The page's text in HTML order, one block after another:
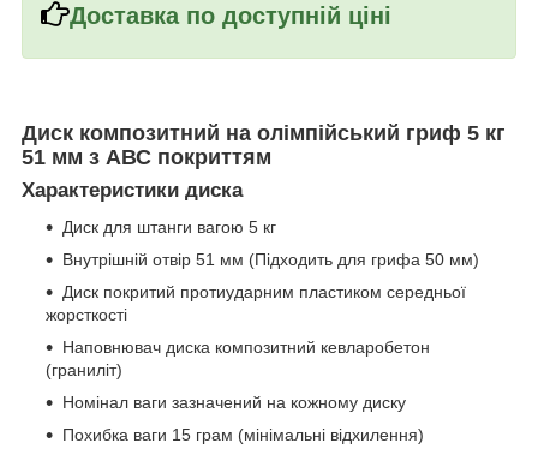
Доставка по доступній ціні
Диск композитний на олімпійський гриф 5 кг
51 мм з АВС покриттям
Характеристики диска
Диск для штанги вагою 5 кг
Внутрішній отвір 51 мм (Підходить для грифа 50 мм)
Диск покритий протиударним пластиком середньої
жорсткості
Наповнювач диска композитний кевларобетон
(граниліт)
Номінал ваги зазначений на кожному диску
Похибка ваги 15 грам (мінімальні відхилення)